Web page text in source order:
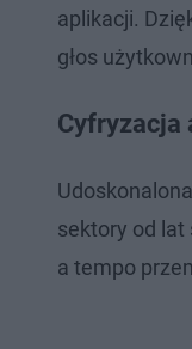
aplikacji.
głos
Cyfryzacja
sektory od lat
a tempo